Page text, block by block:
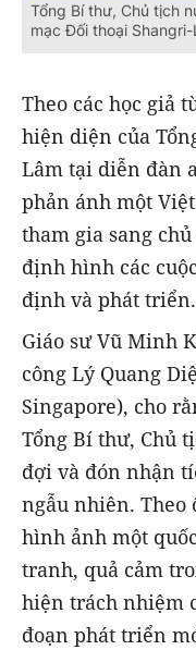
Tổng Bí thư, Chủ tịch
mạc Đối thoại
Theo các học giả
hiện diện của
Lâm tại diễn đàn
phản ánh một
tham gia sang
định hình các
định và phát triển.
Giáo sư Vũ Minh
công Lý Quang
Singapore), cho
Tổng Bí thư, Chủ
đợi và đón nhận
ngẫu nhiên. Theo
hình ảnh một
tranh, quả cảm
hiện trách nhiệm
đoạn phát triển